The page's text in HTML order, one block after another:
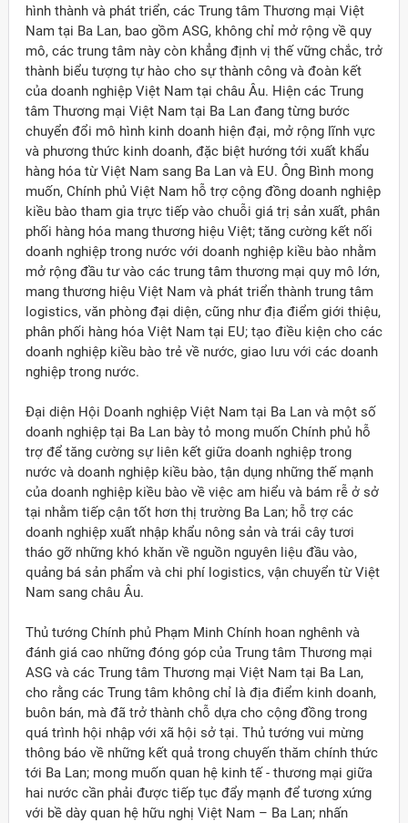
Việt Nam ở nước ngoài
hình thành và phát triển, các Trung tâm Thương mại Việt
Nam tại Ba Lan, bao gồm ASG, không chỉ mở rộng về quy
mô, các trung tâm này còn khẳng định vị thế vững chắc, trở
thành biểu tượng tự hào cho sự thành công và đoàn kết
của doanh nghiệp Việt Nam tại châu Âu. Hiện các Trung
tâm Thương mại Việt Nam tại Ba Lan đang từng bước
chuyển đổi mô hình kinh doanh hiện đại, mở rộng lĩnh vực
và phương thức kinh doanh, đặc biệt hướng tới xuất khẩu
hàng hóa từ Việt Nam sang Ba Lan và EU. Ông Bình mong
muốn, Chính phủ Việt Nam hỗ trợ cộng đồng doanh nghiệp
kiều bào tham gia trực tiếp vào chuỗi giá trị sản xuất, phân
phối hàng hóa mang thương hiệu Việt; tăng cường kết nối
doanh nghiệp trong nước với doanh nghiệp kiều bào nhằm
mở rộng đầu tư vào các trung tâm thương mại quy mô lớn,
mang thương hiệu Việt Nam và phát triển thành trung tâm
logistics, văn phòng đại diện, cũng như địa điểm giới thiệu,
phân phối hàng hóa Việt Nam tại EU; tạo điều kiện cho các
doanh nghiệp kiều bào trẻ về nước, giao lưu với các doanh
nghiệp trong nước.
Đại diện Hội Doanh nghiệp Việt Nam tại Ba Lan và một số
doanh nghiệp tại Ba Lan bày tỏ mong muốn Chính phủ hỗ
trợ để tăng cường sự liên kết giữa doanh nghiệp trong
nước và doanh nghiệp kiều bào, tận dụng những thế mạnh
của doanh nghiệp kiều bào về việc am hiểu và bám rễ ở sở
tại nhằm tiếp cận tốt hơn thị trường Ba Lan; hỗ trợ các
doanh nghiệp xuất nhập khẩu nông sản và trái cây tươi
tháo gỡ những khó khăn về nguồn nguyên liệu đầu vào,
quảng bá sản phẩm và chi phí logistics, vận chuyển từ Việt
Nam sang châu Âu.
Thủ tướng Chính phủ Phạm Minh Chính hoan nghênh và
đánh giá cao những đóng góp của Trung tâm Thương mại
ASG và các Trung tâm Thương mại Việt Nam tại Ba Lan,
cho rằng các Trung tâm không chỉ là địa điểm kinh doanh,
buôn bán, mà đã trở thành chỗ dựa cho cộng đồng trong
quá trình hội nhập với xã hội sở tại. Thủ tướng vui mừng
thông báo về những kết quả trong chuyến thăm chính thức
tới Ba Lan; mong muốn quan hệ kinh tế - thương mại giữa
hai nước cần phải được tiếp tục đẩy mạnh để tương xứng
với bề dày quan hệ hữu nghị Việt Nam – Ba Lan; nhấn